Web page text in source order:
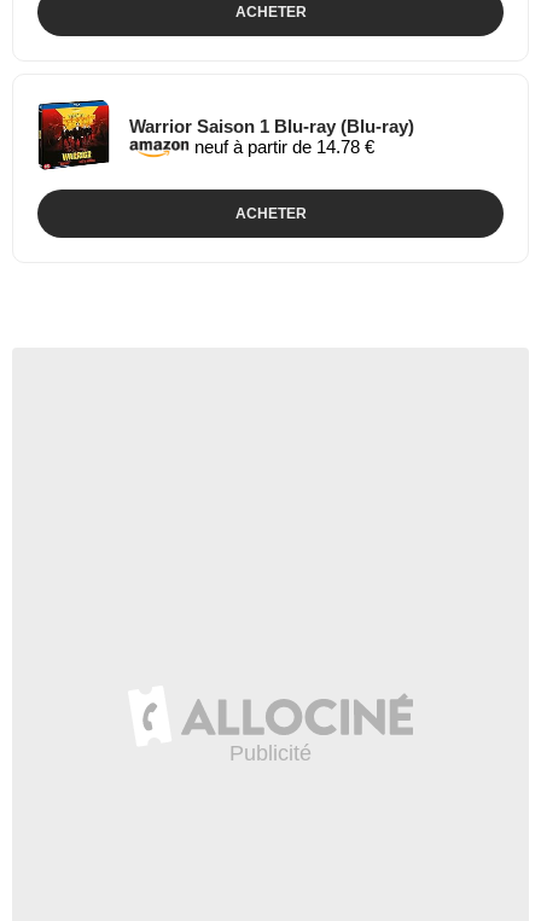
ACHETER
Warrior Saison 1 Blu-ray (Blu-ray)
neuf à partir de 14.78 €
ACHETER